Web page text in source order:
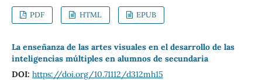
PDF HTML EPUB
La enseñanza de las artes visuales en el desarrollo de las
inteligencias múltiples en alumnos de secundaria
DOI: https://doi.org/10.71112/d312mh15